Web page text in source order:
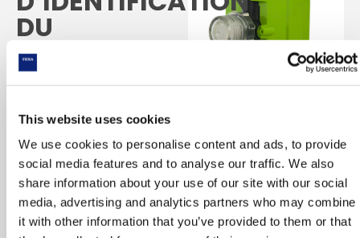
This website uses cookies
We use cookies to personalise content and ads, to provide
social media features and to analyse our traffic. We also
share information about your use of our site with our social
media, advertising and analytics partners who may combine
it with other information that you’ve provided to them or that
DU
REFRIGERANT
L’identifiant de
sur la technologie NDIR
Infrared) est né d’une
dizaine d’années
d’expérience TEXA sur
l’analyse des gaz
d’échappement. TEXA